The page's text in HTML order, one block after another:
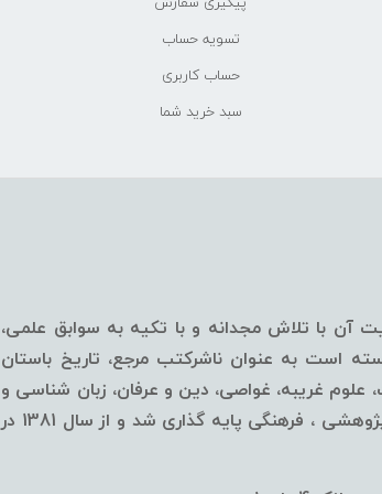
تسویه حساب
حساب کاربری
سبد خرید شما
با تلاش مجدانه و با تکیه به سوابق علمی،
است به عنوان ناشرکتب مرجع، تاریخ باستان
غریبه، غواصی، دین و عرفان، زبان شناسی و
... قلمداد گردد.این مرکز از سال 1376 با اهداف ارائه آخرین دست آوردهای پژوهشی ، فرهنگی پایه گذاری شد و از سال 1381 در